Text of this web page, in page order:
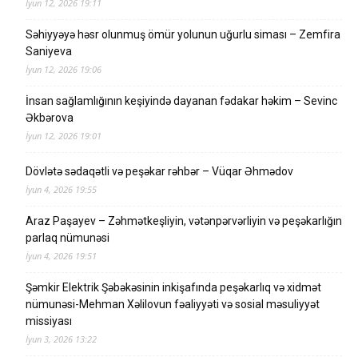
İyun 12, 2026 19:11
Səhiyyəyə həsr olunmuş ömür yolunun uğurlu siması – Zemfira
Saniyeva
İyun 12, 2026 19:06
İnsan sağlamlığının keşiyində dayanan fədakar həkim – Sevinc
Əkbərova
İyun 12, 2026 19:01
Dövlətə sədaqətli və peşəkar rəhbər – Vüqar Əhmədov
İyun 4, 2026 19:55
Araz Paşayev – Zəhmətkeşliyin, vətənpərvərliyin və peşəkarlığın
parlaq nümunəsi
İyun 4, 2026 19:51
Şəmkir Elektrik Şəbəkəsinin inkişafında peşəkarlıq və xidmət
nümunəsi-Mehman Xəlilovun fəaliyyəti və sosial məsuliyyət
missiyası
İyun 3, 2026 13:22